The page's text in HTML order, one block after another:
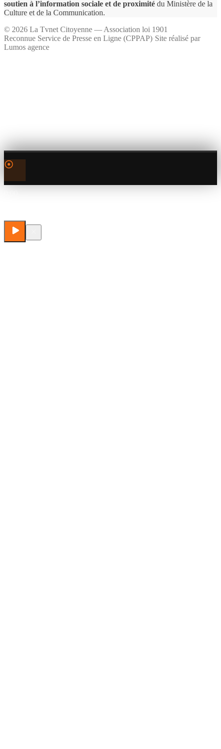
soutien à l’information sociale et de proximité du Ministère de la
Culture et de la Communication.
© 2026 La Tvnet Citoyenne — Association loi 1901
Reconnue Service de Presse en Ligne (CPPAP)·Site réalisé par
Lumos agence